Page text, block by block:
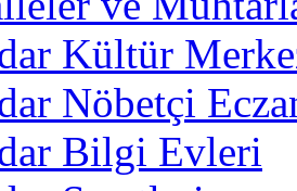
Kültür
Nöbetçi
Bilgi Evleri